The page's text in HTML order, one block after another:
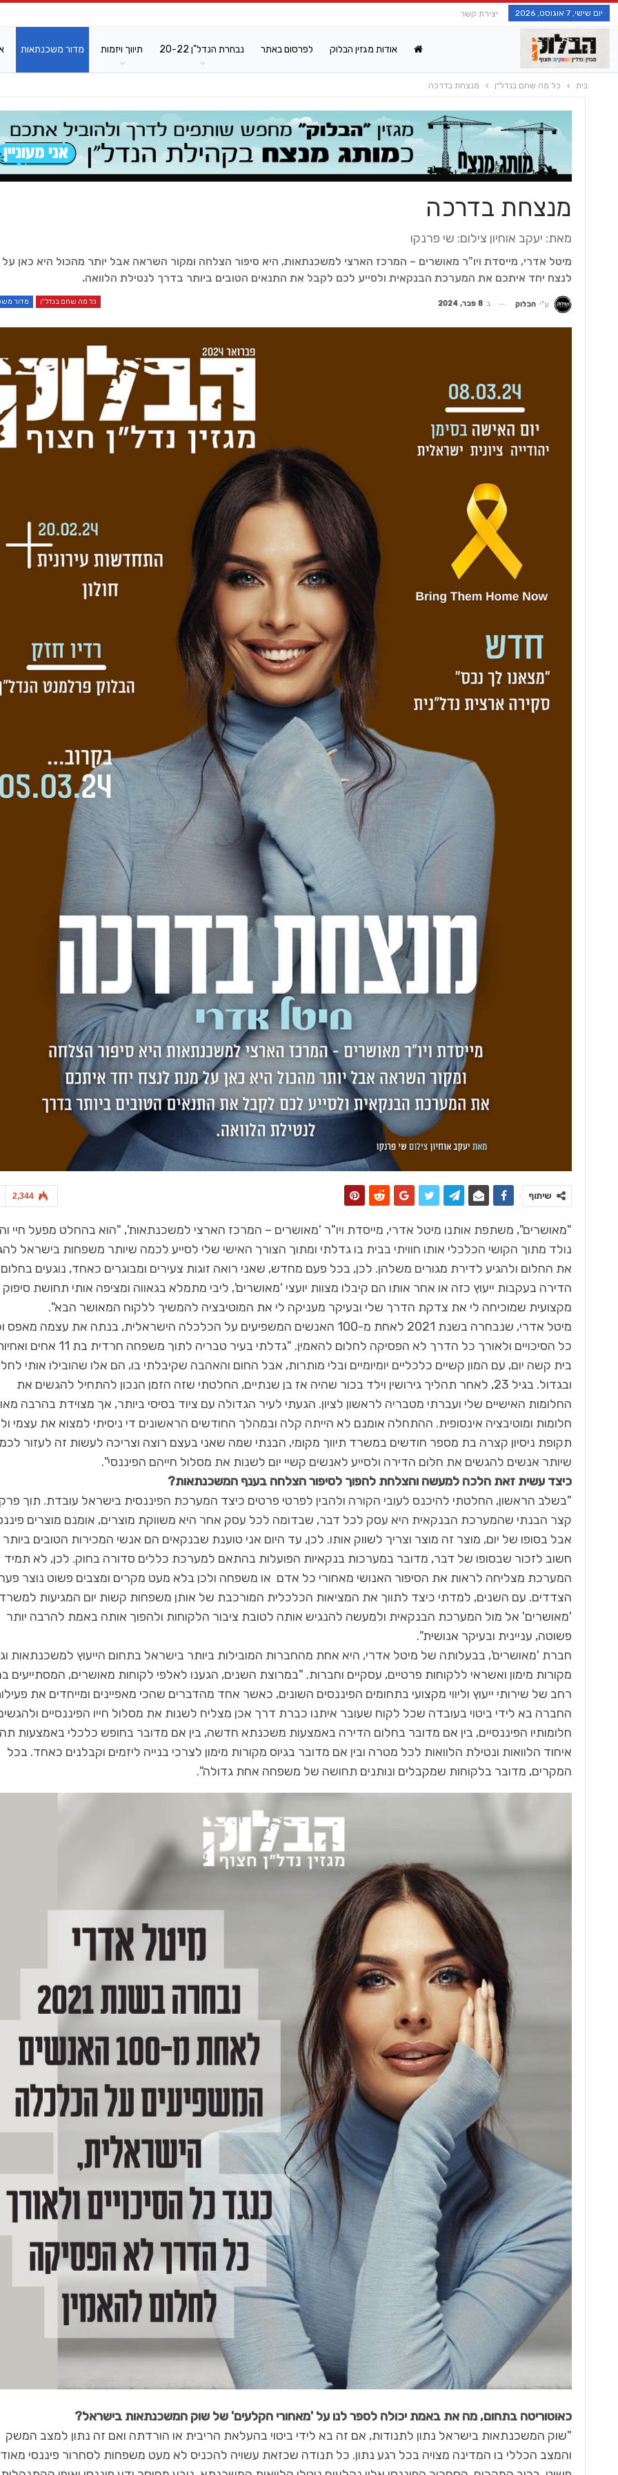
יום שישי, 7 אוגוסט, 2026 יצירת קשר
אודות מגזין הבלוק לפרסום באתר נבחרת הנדל"ן 20-22 תיווך ויזמות מדור משכנתאות
בית כל מה שחם בנדל"ן מנצחת בדרכה
מנצחת בדרכה
מאת: יעקב אוחיון צילום: שי פרנקו
מיטל אדרי, מייסדת ויו"ר מאושרים – המרכז הארצי למשכנתאות, היא סיפור הצלחה ומקור השראה אבל יותר מהכול היא כאן
לנצח יחד איתכם את המערכת הבנקאית ולסייע לכם לקבל את התנאים הטובים ביותר בדרך לנטילת הלוואה.
כל מה שחם בנדל"ן מדור ע"י הבלוק ב 8 פבר, 2024
2,344 שיתוף
"מאושרים", משתפת אותנו מיטל אדרי, מייסדת ויו"ר 'מאושרים – המרכז הארצי למשכנתאות', "הוא בהחלט מפעל חיי
נולד מתוך הקושי הכלכלי אותו חוויתי בבית בו גדלתי ומתוך הצורך האישי שלי לסייע לכמה שיותר משפחות בישראל
את החלום ולהגיע לדירת מגורים משלהן. לכן, בכל פעם מחדש, שאני רואה זוגות צעירים ומבוגרים כאחד, נוגעים בחלום
הדירה בעקבות ייעוץ כזה או אחר אותו הם קיבלו מצוות יועצי 'מאושרים', ליבי מתמלא בגאווה ומציפה אותי תחושת סיפוק
מקצועית שמוכיחה לי את צדקת הדרך שלי ובעיקר מעניקה לי את המוטיבציה להמשיך ללקוח המאושר הבא".
מיטל אדרי, שנבחרה בשנת 2021 לאחת מ-100 האנשים המשפיעים על הכלכלה הישראלית, בנתה את עצמה
כל הסיכויים ולאורך כל הדרך לא הפסיקה לחלום להאמין. "גדלתי בעיר טבריה לתוך משפחה חרדית בת
בית קשה יום, עם המון קשיים כלכליים יומיומיים ובלי מותרות, אבל החום והאהבה שקיבלתי בו, הם אלו שהובילו אותי
ובגדול. בגיל 23, לאחר תהליך גירושין וילד בכור שהיה אז בן שנתיים, החלטתי שזה הזמן הנכון להתחיל להגשים את
החלומות האישיים שלי ועברתי מטבריה לראשון לציון. הגעתי לעיר הגדולה עם ציוד בסיסי ביותר, אך מצוידת בהרבה
חלומות ומוטיבציה אינסופית. ההתחלה אומנם לא הייתה קלה ובמהלך החודשים הראשונים די ניסיתי למצוא את עצמי
תקופת ניסיון קצרה בת מספר חודשים במשרד תיווך מקומי, הבנתי שמה שאני בעצם רוצה וצריכה לעשות זה לעזור
שיותר אנשים להגשים את חלום הדירה ולסייע לאנשים קשיי יום לשנות את מסלול חייהם הפיננסי".
כיצד עשית זאת הלכה למעשה והצלחת להפוך לסיפור הצלחה בענף המשכנתאות?
"בשלב הראשון, החלטתי להיכנס לעובי הקורה ולהבין לפרטי פרטים כיצד המערכת הפיננסית בישראל עובדת. תוך פרק
קצר הבנתי שהמערכת הבנקאית היא עסק לכל דבר, שבדומה לכל עסק אחר היא משווקת מוצרים, אומנם מוצרים
אבל בסופו של יום, מוצר זה מוצר וצריך לשווק אותו. לכן, עד היום אני טוענת שבנקאים הם אנשי המכירות הטובים
חשוב לזכור שבסופו של דבר, מדובר במערכות בנקאיות הפועלות בהתאם למערכת כללים סדורה בחוק. לכן, לא תמיד
המערכת מצליחה לראות את הסיפור האנושי מאחורי כל אדם או משפחה ולכן בלא מעט מקרים ומצבים פשוט נוצר פער
הצדדים. עם השנים, למדתי כיצד לתווך את המציאות הכלכלית המורכבת של אותן משפחות קשות יום המגיעות
'מאושרים' אל מול המערכת הבנקאית ולמעשה להנגיש אותה לטובת ציבור הלקוחות ולהפוך אותה באמת להרבה יותר
פשוטה, עניינית ובעיקר אנושית".
חברת 'מאושרים', בבעלותה של מיטל אדרי, היא אחת מהחברות המובילות ביותר בישראל בתחום הייעוץ למשכנתאות
מקורות מימון ואשראי ללקוחות פרטיים, עסקיים וחברות. "במרוצת השנים, הגענו לאלפי לקוחות מאושרים, המסתייעים
רחב של שירותי ייעוץ וליווי מקצועי בתחומים הפיננסים השונים, כאשר אחד מהדברים שהכי מאפיינים ומייחדים את
החברה בא לידי ביטוי בעובדה שכל לקוח שעובר איתנו כברת דרך אכן מצליח לשנות את מסלול חייו הפיננסיים
חלומותיו הפיננסיים, בין אם מדובר בחלום הדירה באמצעות משכנתא חדשה, בין אם מדובר בחופש כלכלי באמצעות
איחוד הלוואות ונטילת הלוואות לכל מטרה ובין אם מדובר בגיוס מקורות מימון לצרכי בנייה ליזמים וקבלנים כאחד. בכל
המקרים, מדובר בלקוחות שמקבלים ונותנים תחושה של משפחה אחת גדולה".
כאוטוריטה בתחום, מה את באמת יכולה לספר לנו על 'מאחורי הקלעים' של שוק המשכנתאות בישראל?
"שוק המשכנתאות בישראל נתון לתנודות, אם זה בא לידי ביטוי בהעלאת הריבית או הורדתה ואם זה נתון למצב המשק
והמצב הכללי בו המדינה מצויה בכל רגע נתון. כל תנודה שכזאת עשויה להכניס לא מעט משפחות לסחרור פיננסי
כל מה שחם בנדל"ן
ד"ר למקרקעין
כל מה שחם בנדל"ן
התחדשות עירונית בפריפריה – הזדמנות
והכרח לאומי
רווח נקי ליזמים בהיתרי הבניה
לבעלי עסקים טעוני…